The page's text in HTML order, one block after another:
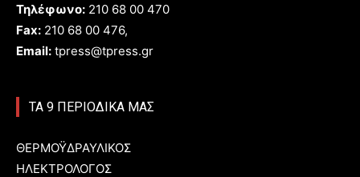
Τηλέφωνο: 210 68 00 470
Fax: 210 68 00 476,
Email: tpress@tpress.gr
ΤΑ 9 ΠΕΡΙΟΔΙΚΑ ΜΑΣ
ΘΕΡΜΟΫΔΡΑΥΛΙΚΟΣ
ΗΛΕΚΤΡΟΛΟΓΟΣ